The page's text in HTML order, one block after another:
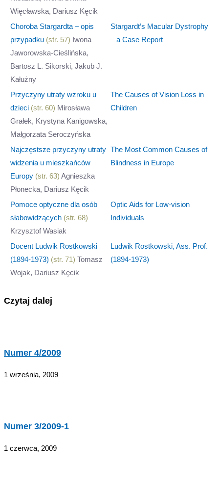
Więcławska, Dariusz Kęcik
Choroba Stargardta – opis
przypadku (str. 57) Iwona
Jaworowska-Cieślińska,
Bartosz L. Sikorski, Jakub J.
Kałużny
Stargardt’s Macular Dystrophy
– a Case Report
Przyczyny utraty wzroku u
dzieci (str. 60) Mirosława
Grałek, Krystyna Kanigowska,
Małgorzata Seroczyńska
The Causes of Vision Loss in
Children
Najczęstsze przyczyny utraty
widzenia u mieszkańców
Europy (str. 63) Agnieszka
Płonecka, Dariusz Kęcik
The Most Common Causes of
Blindness in Europe
Pomoce optyczne dla osób
słabowidzących (str. 68)
Krzysztof Wasiak
Optic Aids for Low-vision
Individuals
Docent Ludwik Rostkowski
(1894-1973) (str. 71) Tomasz
Wojak, Dariusz Kęcik
Ludwik Rostkowski, Ass. Prof.
(1894-1973)
Czytaj dalej
Numer 4/2009
1 września, 2009
Numer 3/2009-1
1 czerwca, 2009